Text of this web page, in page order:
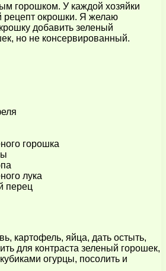
горошком. У каждой хозяйки
рецепт окрошки. Я желаю
добавить зеленый
но не консервированный.
горошка
лука
перец
картофель, яйца, дать остыть,
для контраста зеленый горошек,
огурцы, посолить и